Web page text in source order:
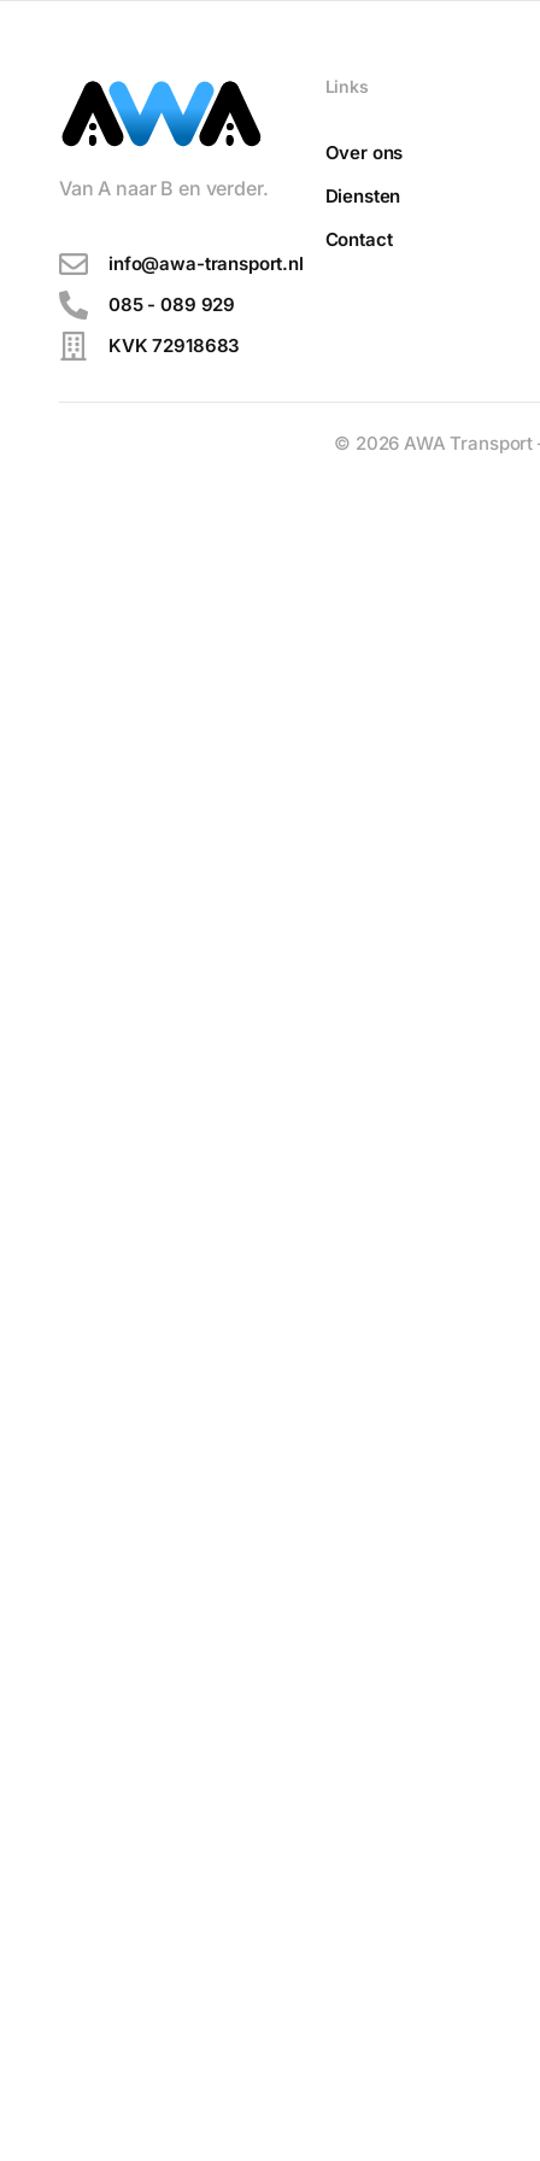
Van A naar B en verder.
info@awa-transport.nl
085 - 089 929
KVK 72918683
Links
Over ons
Diensten
Contact
© 2026 AWA